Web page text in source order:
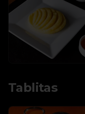
Tablitas